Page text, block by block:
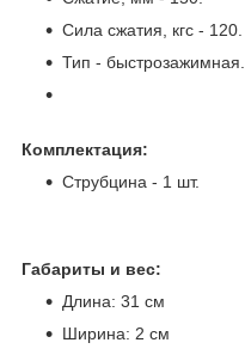
Сила сжатия, кгс - 120.
Тип - быстрозажимная.
Комплектация:
Струбцина - 1 шт.
Габариты и вес:
Длина: 31 см
Ширина: 2 см